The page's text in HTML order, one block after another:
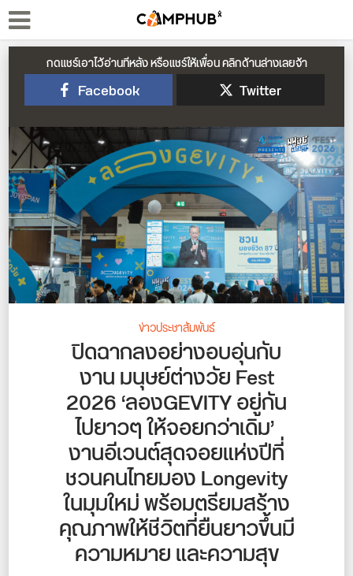
กดแชร์เอาไว้อ่านทีหลัง หรือแชร์ให้เพื่อน คลิกด้านล่างเลยจ้า
Facebook Twitter
ข่าวประชาสัมพันธ์
ปิดฉากลงอย่างอบอุ่นกับ
งาน มนุษย์ต่างวัย Fest
2026 ‘ลองGEVITY อยู่กัน
ไปยาวๆ ให้จอยกว่าเดิม’
งานอีเวนต์สุดจอยแห่งปีที่
ชวนคนไทยมอง Longevity
ในมุมใหม่ พร้อมตรียมสร้าง
คุณภาพให้ชีวิตที่ยืนยาวขึ้นมี
ความหมาย และความสุข